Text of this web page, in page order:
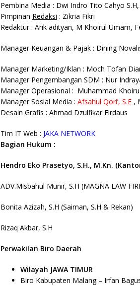
Pembina Media : Dwi Indro Tito Cahyo
Pimpinan Redaksi : Zikria Fikri
Redaktur : Arik adityan, M Khoirul Umam,
Manager Keuangan & Pajak : Dining
Manager Marketing/Iklan : Moch Tofan
Manager Pengembangan SDM : Nur
Manager Operasional : Muhammad
Manager Sosial Media : Afsahul Qori’, S.E ,
Desain Grafis : Ahmad Dzulfikar Firdaus
Tim IT Web : JAKA NETWORK
Bagian Hukum :
Hendro Eko Prasetyo, S.H., M.Kn.
ADV.Misbahul Munir, S.H (MAGNA LAW
Bonita Azizah, S.H (Saiman, S.H & Rekan)
Rizaq Akbar, S.H
Perwakilan Biro Daerah
Wilayah JAWA TIMUR
Biro Kabupaten Malang – Irfan